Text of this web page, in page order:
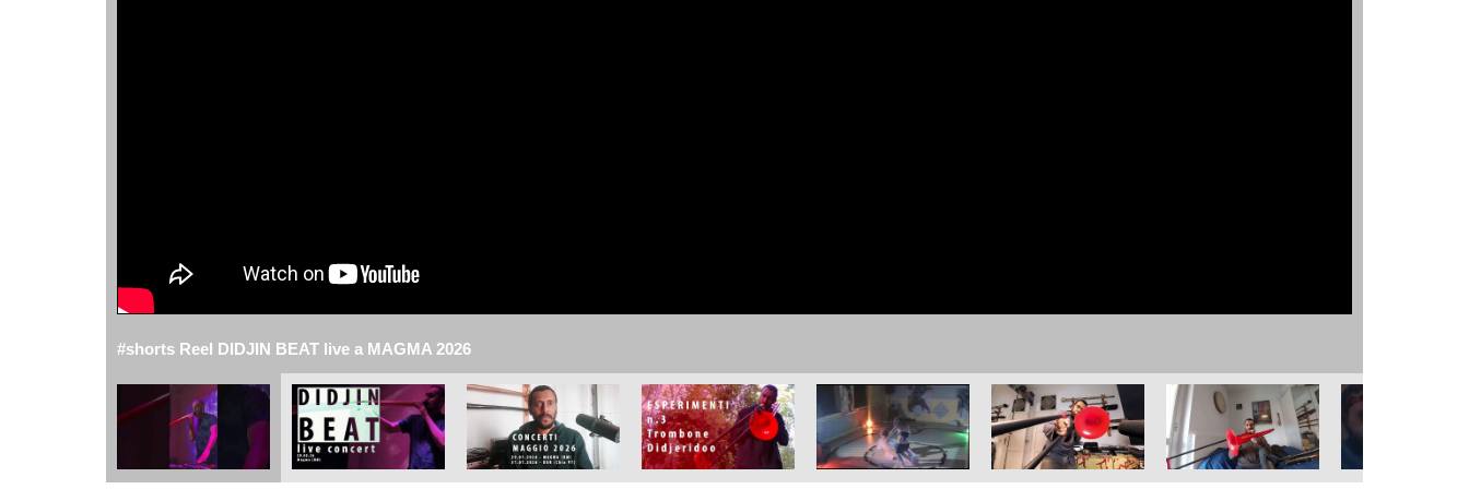
#shorts Reel DIDJIN BEAT live a MAGMA 2026